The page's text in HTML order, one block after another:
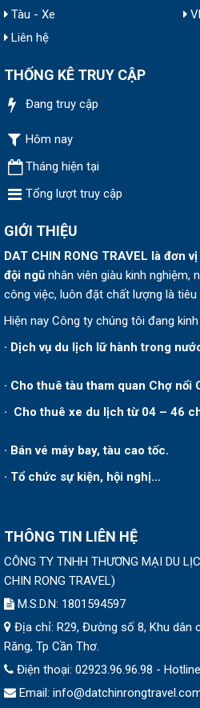
Tàu - Xe
Liên hệ
THỐNG KÊ TRUY CẬP
Đang truy cập
Hôm nay
Tháng hiện tại
Tổng lượt truy cập
GIỚI THIỆU
DAT CHIN RONG TRAVEL là đơn
đội ngũ nhân viên giàu kinh nghiệm,
công việc, luôn đặt chất lượng là tiêu
Hiện nay Công ty chúng tôi đang
· Dịch vụ du lịch lữ hành trong
· Cho thuê tàu tham quan Chợ nổi
· Cho thuê xe du lịch từ 04 – 46
· Bán vé máy bay, tàu cao tốc.
· Tổ chức sự kiện, hội nghị…
THÔNG TIN LIÊN HỆ
CÔNG TY TNHH THƯƠNG MẠI DU
CHIN RONG TRAVEL)
M.S.D.N: 1801594597
Địa chỉ: R29, Đường số 8, Khu dân
Răng, Tp Cần Thơ.
Điện thoại: 02923.96.96.98 -
Email: